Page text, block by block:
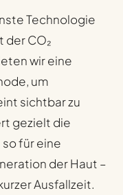
Technologie
der CO₂
wir eine
um
sichtbar zu
gezielt die
für eine
der Haut –
Ausfallzeit.